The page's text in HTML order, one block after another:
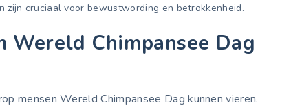
zijn cruciaal voor bewustwording en betrokkenheid.
Wereld Chimpansee Dag
mensen Wereld Chimpansee Dag kunnen vieren.